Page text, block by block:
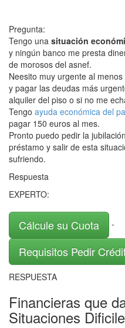
Pregunta:
Tengo una situación
y ningún banco me presta
de morosos del asnef.
Neesito muy urgente al
y pagar las deudas más
alquiler del piso o si no me
Tengo ayuda económica del
pagar 150 euros al mes.
Pronto puedo pedir la
préstamo y salir de esta
sufriendo.
Respuesta
EXPERTO:
Cálcule su Cuota -
Requisitos Pedir
RESPUESTA
Financieras que
Situaciones